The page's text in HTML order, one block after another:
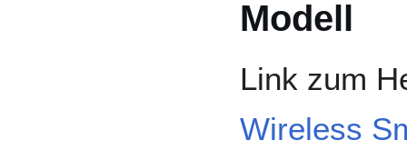
Modell
Link zum
Wireless